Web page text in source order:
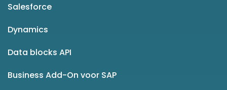
Salesforce
Dynamics
Data blocks API
Business Add-On voor SAP